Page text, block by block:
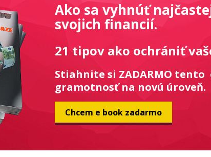
Ako sa vyhnúť
svojich financií.
21 tipov ako ochrániť
Stiahnite si ZADARMO
gramotnosť na novú úroveň.
Chcem e book zadarmo